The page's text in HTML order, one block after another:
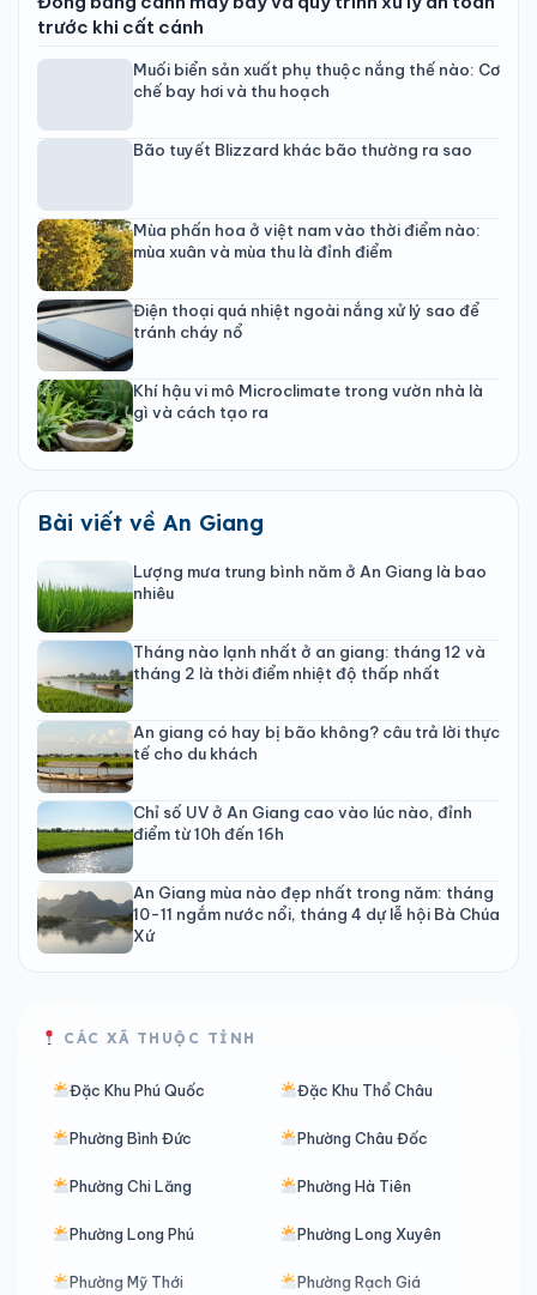
trước khi cất cánh
Muối biển sản xuất phụ thuộc nắng thế nào: Cơ
chế bay hơi và thu hoạch
Bão tuyết Blizzard khác bão thường ra sao
Mùa phấn hoa ở việt nam vào thời điểm nào:
mùa xuân và mùa thu là đỉnh điểm
Điện thoại quá nhiệt ngoài nắng xử lý sao để
tránh cháy nổ
Khí hậu vi mô Microclimate trong vườn nhà là
gì và cách tạo ra
Bài viết về An Giang
Lượng mưa trung bình năm ở An Giang là bao
nhiêu
Tháng nào lạnh nhất ở an giang: tháng 12 và
tháng 2 là thời điểm nhiệt độ thấp nhất
An giang có hay bị bão không? câu trả lời thực
tế cho du khách
Chỉ số UV ở An Giang cao vào lúc nào, đỉnh
điểm từ 10h đến 16h
An Giang mùa nào đẹp nhất trong năm: tháng
10-11 ngắm nước nổi, tháng 4 dự lễ hội Bà Chúa
Xứ
CÁC XÃ THUỘC TỈNH
Đặc Khu Phú Quốc Đặc Khu Thổ Châu
Phường Bình Đức Phường Châu Đốc
Phường Chi Lăng Phường Hà Tiên
Phường Long Phú Phường Long Xuyên
Phường Mỹ Thới Phường Rạch Giá